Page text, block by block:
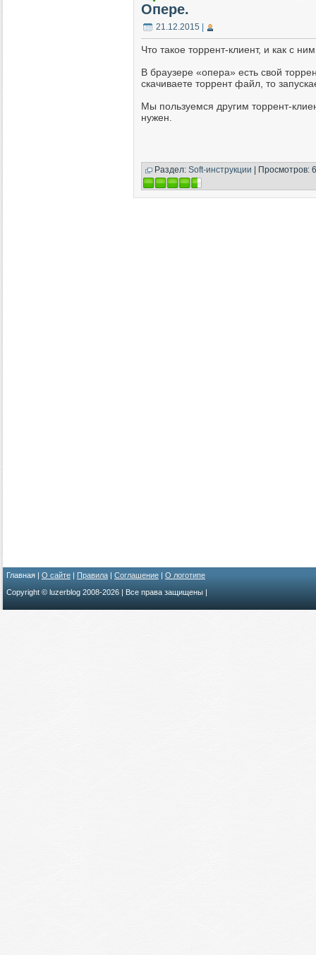
Опере.
21.12.2015 |
Что такое торрент-клиент, и как с
В браузере «опера» есть свой
скачиваете торрент файл, то
Мы пользуемся другим торрент-
нужен.
Раздел: Soft-инструкции | Просмотров:
Главная | О сайте | Правила | Соглашение | О логотипе
Copyright © luzerblog 2008-2026 | Все права защищены |